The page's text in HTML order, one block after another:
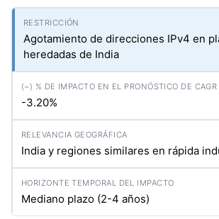
Agotamiento de direcciones IPv4 en
heredadas de India
-3.20%
India y regiones similares en rápida
Mediano plazo (2-4 años)